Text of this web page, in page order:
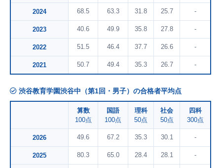
2024 68.5 63.3 31.8 25.7 -
2023 40.6 49.9 35.8 27.8 -
2022 51.5 46.4 37.7 26.6 -
2021 50.7 49.4 35.3 26.7 -
渋谷教育学園渋谷中（第1回・男子）の合格者平均点
算数
100点
国語
100点
理科
50点
社会
50点
四科
300点
2026 49.6 67.2 35.3 30.1 -
2025 80.3 65.0 28.4 28.1 -